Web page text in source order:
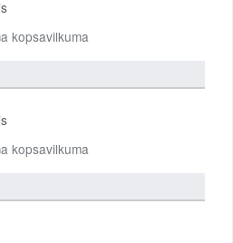
kopsavilkuma
kopsavilkuma